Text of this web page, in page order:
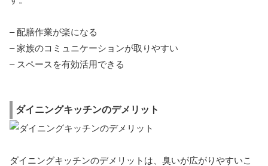
– 配膳作業が楽になる
– 家族のコミュニケーションが取りやすい
– スペースを有効活用できる
ダイニングキッチンのデメリット
ダイニングキッチンのデメリットは、臭いが広がりやすいこ